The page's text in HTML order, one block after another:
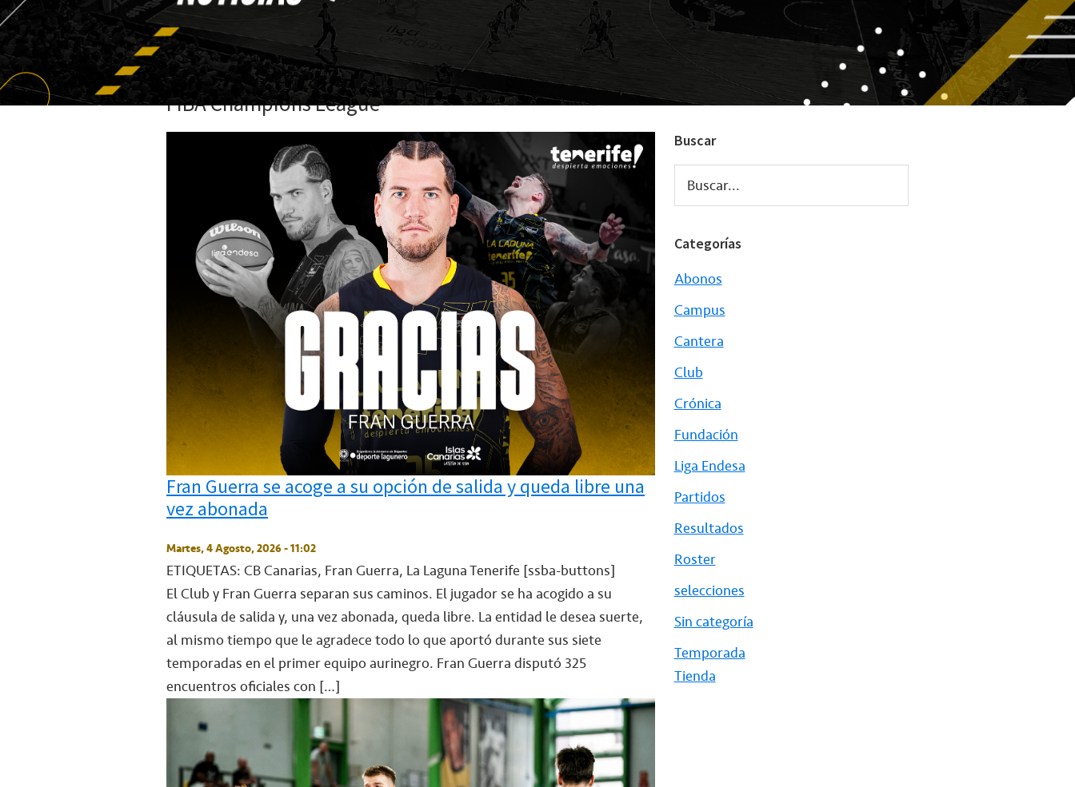
FIBA Champions League
Fran Guerra se acoge a su opción de salida y queda libre una
vez abonada
Martes, 4 Agosto, 2026 - 11:02
ETIQUETAS: CB Canarias, Fran Guerra, La Laguna Tenerife [ssba-buttons]
El Club y Fran Guerra separan sus caminos. El jugador se ha acogido a su
cláusula de salida y, una vez abonada, queda libre. La entidad le desea suerte,
al mismo tiempo que le agradece todo lo que aportó durante sus siete
temporadas en el primer equipo aurinegro. Fran Guerra disputó 325
encuentros oficiales con […]
Buscar
Buscar...
Categorías
Abonos
Campus
Cantera
Club
Crónica
Fundación
Liga Endesa
Partidos
Resultados
Roster
selecciones
Sin categoría
Temporada
Tienda